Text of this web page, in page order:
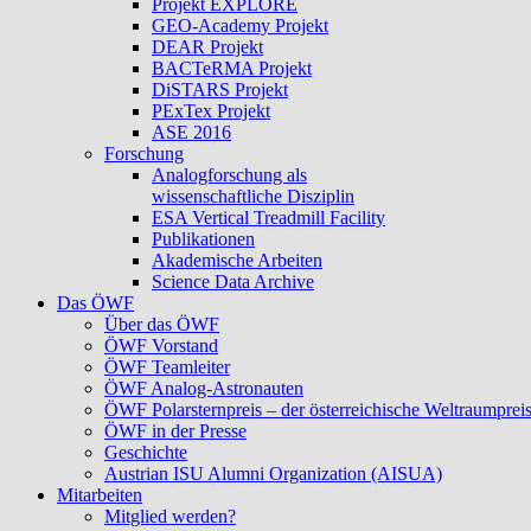
Projekt EXPLORE
GEO-Academy Projekt
DEAR Projekt
BACTeRMA Projekt
DiSTARS Projekt
PExTex Projekt
ASE 2016
Forschung
Analogforschung als
wissenschaftliche Disziplin
ESA Vertical Treadmill Facility
Publikationen
Akademische Arbeiten
Science Data Archive
Das ÖWF
Über das ÖWF
ÖWF Vorstand
ÖWF Teamleiter
ÖWF Analog-Astronauten
ÖWF Polarsternpreis – der österreichische Weltraumpreis
ÖWF in der Presse
Geschichte
Austrian ISU Alumni Organization (AISUA)
Mitarbeiten
Mitglied werden?